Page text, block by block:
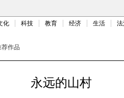
化 科技 教育 经济 生活
荐作品
永远的山村